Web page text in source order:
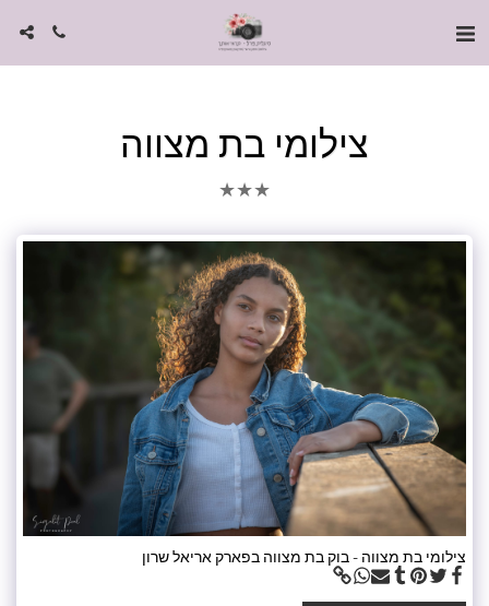
צילומי בת מצווה
★
★
★
צילומי בת מצווה - בוק בת מצווה בפארק אריאל שרון